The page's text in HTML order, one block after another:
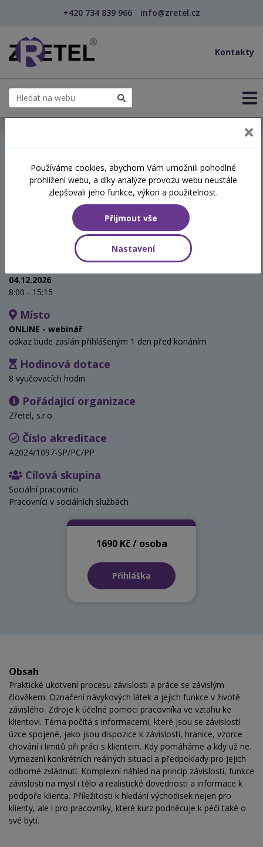
+420 734 839 966 info@zretel.cz
Kontakty
Závislosti na drogách a
alkoholu pohledem
pracovnice z praxe
04.12.2026
8:00 - 15:15
Místo
ONLINE - webinář
odkaz bude zaslán přihlášeným 1 den před konáním
Hodinová dotace
8 vyučovacích hodin
Pořádající organizace
Zřetel, s.r.o.
Číslo akreditace
A2024/1097-SP/PC/PP
Cílová skupina
Sociální pracovníci
Pracovníci v sociálních službách
1690 Kč / osoba
Přihláška
Obsah
Praktické ukotvení procesu závislosti a práce se závislým
člověkem. Označení návykových látek a jejich funkce v životě
závislého. Zdroje k účelné pomoci pracovníka ve vztahu ke
klientovi. Téma počítá s informacemi, které jsou se závislostí
úzce spojené, jako jsou dispozice k závislosti, hranice, vzorce
chování i limitů při práci s klientem. Kdy pomáháme a kdy už ne.
Vymezení konkrétních reálných situací a předpoklady pro jejich
odborné zvládnutí. Komplexní náhled na princip závislosti, funkce
závislosti na mysl i tělo a realistické dovednosti a informace k
podpoře klienta. Příležitosti k hledání východisek nejen pro
klienty, ale i pro pracovníky, které kurz podněcuje k péči také o
své bytí.
Používáme cookies, abychom Vám umožnili pohodlné
prohlížení webu, a díky analýze provozu webu neustále
zlepšovali jeho funkce, výkon a použitelnost.
Přijmout vše
Nastavení